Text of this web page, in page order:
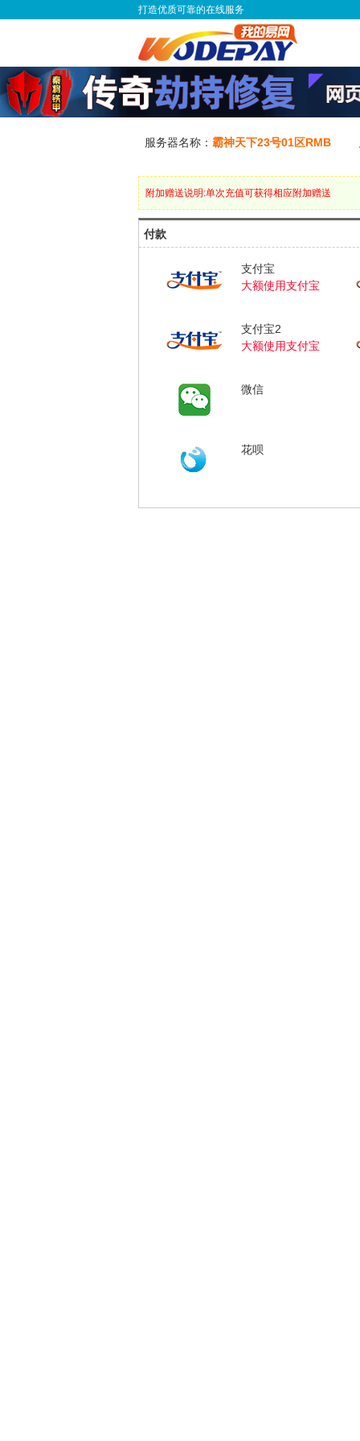
打造优质可靠的在线服务
服务器名称： 霸神天下23号01区RMB
附加赠送说明:单次充值可获得相应附加赠送
付款
支付宝
大额使用支付宝
支付宝2
大额使用支付宝
微信
花呗